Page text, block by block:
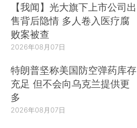
【我闻】光大旗下上市公司出
售背后隐情 多人卷入医疗腐
败案被查
2026年08月07日
特朗普坚称美国防空弹药库存
充足 但不会向乌克兰提供更
多
2026年08月07日